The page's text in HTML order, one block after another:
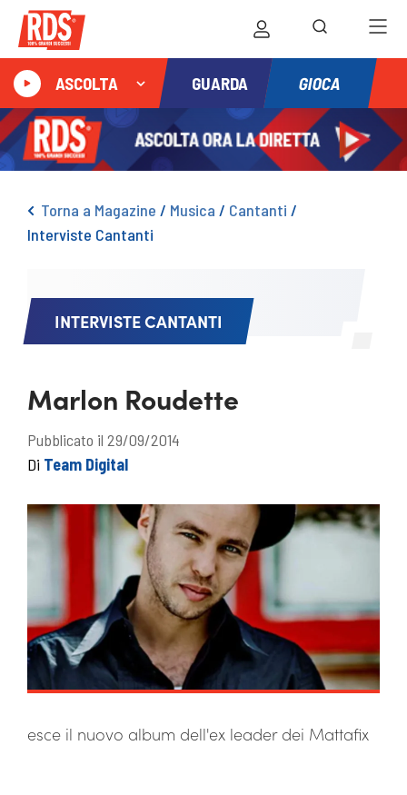
ASCOLTA GUARDA GIOCA
Torna a Magazine / Musica / Cantanti /
Interviste Cantanti
INTERVISTE CANTANTI
Marlon Roudette
Pubblicato il 29/09/2014
Di Team Digital
esce il nuovo album dell'ex leader dei Mattafix